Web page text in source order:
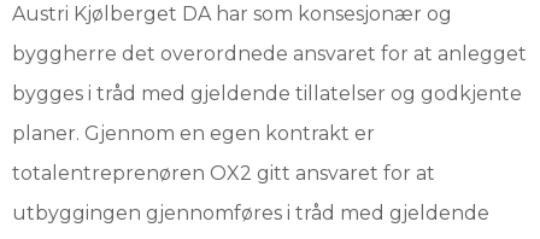
Austri Kjølberget DA har som konsesjonær og
byggherre det overordnede ansvaret for at anlegget
bygges i tråd med gjeldende tillatelser og godkjente
planer. Gjennom en egen kontrakt er
totalentreprenøren OX2 gitt ansvaret for at
utbyggingen gjennomføres i tråd med gjeldende